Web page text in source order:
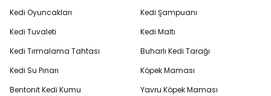
Kedi Oyuncakları
Kedi Tuvaleti
Kedi Tırmalama Tahtası
Kedi Su Pınarı
Bentonit Kedi Kumu
Kedi Şampuanı
Kedi Maltı
Buharlı Kedi Tarağı
Köpek Maması
Yavru Köpek Maması